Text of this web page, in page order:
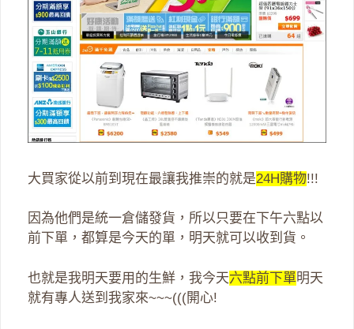
大買家從以前到現在最讓我推崇的就是24H購物!!!
因為他們是統一倉儲發貨，所以只要在下午六點以
前下單，都算是今天的單，明天就可以收到貨。
也就是我明天要用的生鮮，我今天六點前下單明天
就有專人送到我家來~~~(((開心!